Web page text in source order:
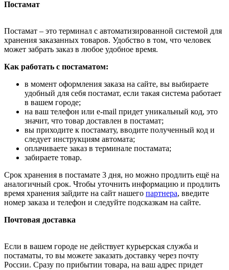
Постамат
Постамат – это терминал с автоматизированной системой для
хранения заказанных товаров. Удобство в том, что человек
может забрать заказ в любое удобное время.
Как работать с постаматом:
в момент оформления заказа на сайте, вы выбираете
удобный для себя постамат, если такая система работает
в вашем городе;
на ваш телефон или e-mail придет уникальный код, это
значит, что товар доставлен в постамат;
вы приходите к постамату, вводите полученный код и
следует инструкциям автомата;
оплачиваете заказ в терминале постамата;
забираете товар.
Срок хранения в постамате 3 дня, но можно продлить ещё на
аналогичный срок. Чтобы уточнить информацию и продлить
время хранения зайдите на сайт нашего партнера, введите
номер заказа и телефон и следуйте подсказкам на сайте.
Почтовая доставка
Если в вашем городе не действует курьерская служба и
постаматы, то вы можете заказать доставку через почту
России. Сразу по прибытии товара, на ваш адрес придет